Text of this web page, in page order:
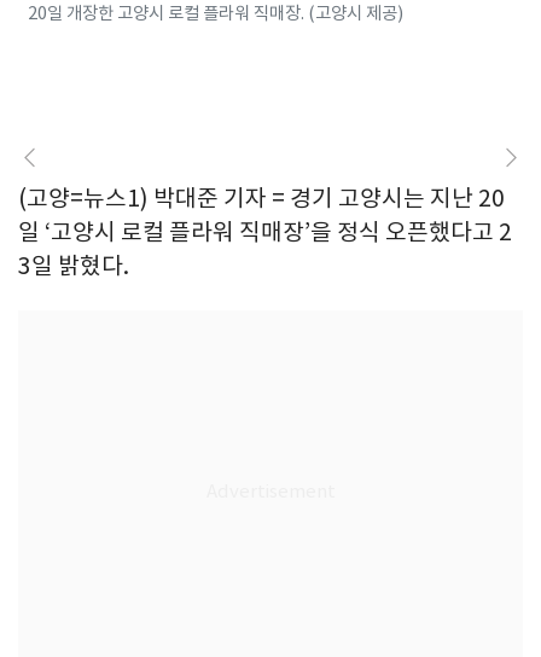
20일 개장한 고양시 로컬 플라워 직매장. (고양시 제공)
(고양=뉴스1) 박대준 기자 = 경기 고양시는 지난 20
일 ‘고양시 로컬 플라워 직매장’을 정식 오픈했다고 2
3일 밝혔다.